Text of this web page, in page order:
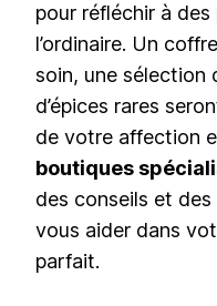
pour réfléchir à
l’ordinaire. Un
soin, une sélection
d’épices rares
de votre affection
boutiques
des conseils et
vous aider dans
parfait.